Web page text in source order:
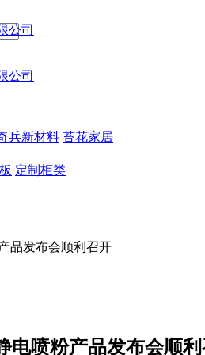
兵新材料 苔花家居
定制柜类
品发布会顺利召开
电喷粉产品发布会顺